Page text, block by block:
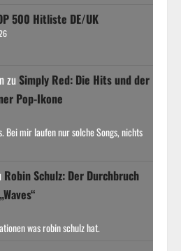
500 Hitliste DE/UK
zu Simply Red: Die Hits und der
Pop-Ikone
Bei mir laufen nur solche Songs, nichts
Robin Schulz: Der Durchbruch
was robin schulz hat.